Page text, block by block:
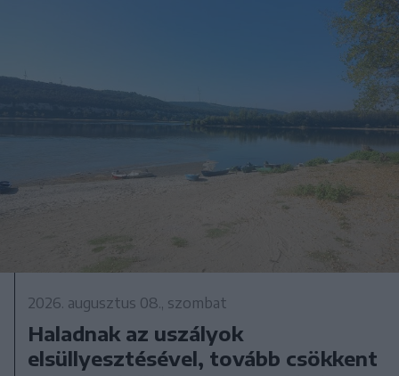
2026. augusztus 08., szombat
Haladnak az uszályok
elsüllyesztésével, tovább csökkent